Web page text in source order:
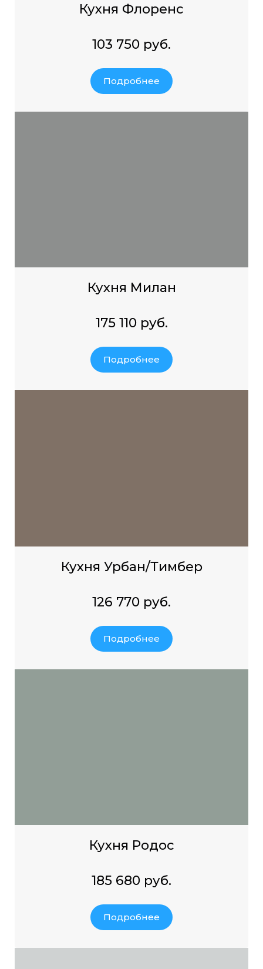
Кухня Флоренс
103 750 руб.
Подробнее
Кухня Милан
175 110 руб.
Подробнее
Кухня Урбан/Тимбер
126 770 руб.
Подробнее
Кухня Родос
185 680 руб.
Подробнее